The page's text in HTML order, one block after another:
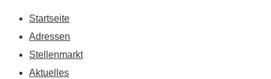
Startseite
Adressen
Stellenmarkt
Aktuelles